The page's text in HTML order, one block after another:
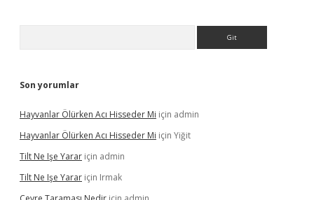
Son yorumlar
Hayvanlar Ölürken Acı Hisseder Mi için admin
Hayvanlar Ölürken Acı Hisseder Mi için Yiğit
Tilt Ne Işe Yarar için admin
Tilt Ne Işe Yarar için Irmak